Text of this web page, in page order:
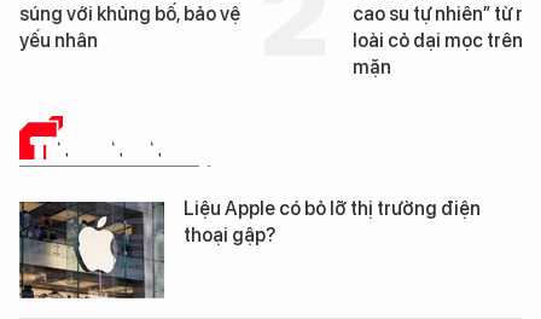
cao su tự nhiên” từ một
loài cỏ dại mọc trên đất
Đà Nẵng sắp bị kiểm
TIN CÔNG NGHỆ
Liệu Apple có bỏ lỡ thị trường điện
thoại gập?